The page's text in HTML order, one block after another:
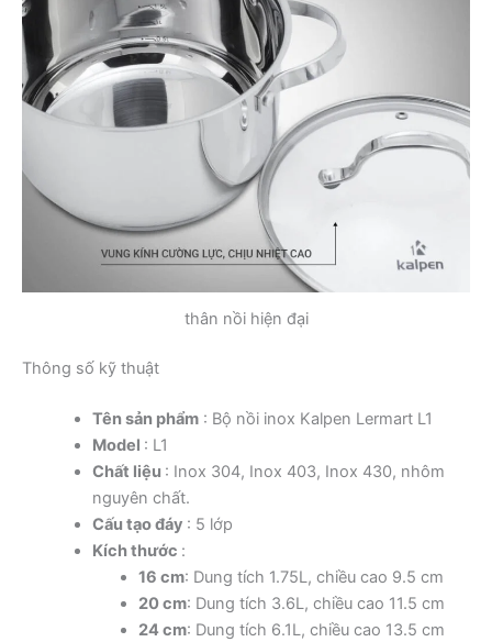
thân nồi hiện đại
Thông số kỹ thuật
Tên sản phẩm: Bộ nồi inox Kalpen Lermart L1
Model : L1
Chất liệu : Inox 304, Inox 403, Inox 430, nhôm
nguyên chất.
Cấu tạo đáy : 5 lớp
Kích thước :
16 cm: Dung tích 1.75L, chiều cao 9.5 cm
20 cm: Dung tích 3.6L, chiều cao 11.5 cm
24 cm: Dung tích 6.1L, chiều cao 13.5 cm